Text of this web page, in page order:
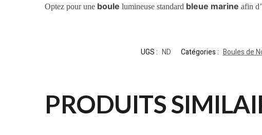
Optez pour une boule lumineuse standard bleue marine afin
UGS : ND Catégories : Boules de
PRODUITS